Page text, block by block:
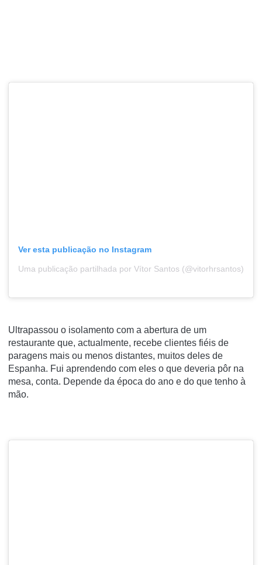
Ver esta publicação no Instagram
Uma publicação partilhada por Vítor Santos (@vitorhrsantos)
Ultrapassou o isolamento com a abertura de um
restaurante que, actualmente, recebe clientes fiéis de
paragens mais ou menos distantes, muitos deles de
Espanha. Fui aprendendo com eles o que deveria pôr na
mesa, conta. Depende da época do ano e do que tenho à
mão.